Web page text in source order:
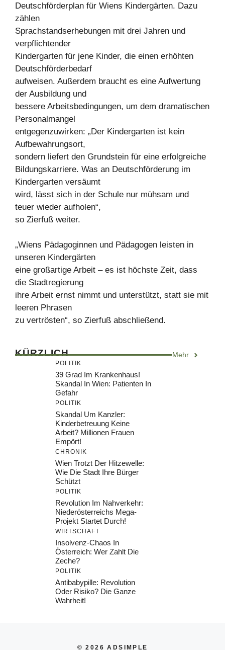
Deutschförderplan für Wiens Kindergärten. Dazu
zählen
Sprachstandserhebungen mit drei Jahren und
verpflichtender
Kindergarten für jene Kinder, die einen erhöhten
Deutschförderbedarf
aufweisen. Außerdem braucht es eine Aufwertung
der Ausbildung und
bessere Arbeitsbedingungen, um dem dramatischen
Personalmangel
entgegenzuwirken: „Der Kindergarten ist kein
Aufbewahrungsort,
sondern liefert den Grundstein für eine erfolgreiche
Bildungskarriere. Was an Deutschförderung im
Kindergarten versäumt
wird, lässt sich in der Schule nur mühsam und
teuer wieder aufholen“,
so Zierfuß weiter.
„Wiens Pädagoginnen und Pädagogen leisten in
unseren Kindergärten
eine großartige Arbeit – es ist höchste Zeit, dass
die Stadtregierung
ihre Arbeit ernst nimmt und unterstützt, statt sie mit
leeren Phrasen
zu vertrösten“, so Zierfuß abschließend.
KÜRZLICH Mehr
POLITIK
39 Grad Im Krankenhaus!
Skandal In Wien: Patienten In
Gefahr
POLITIK
Skandal Um Kanzler:
Kinderbetreuung Keine
Arbeit? Millionen Frauen
Empört!
CHRONIK
Wien Trotzt Der Hitzewelle:
Wie Die Stadt Ihre Bürger
Schützt
POLITIK
Revolution Im Nahverkehr:
Niederösterreichs Mega-
Projekt Startet Durch!
WIRTSCHAFT
Insolvenz-Chaos In
Österreich: Wer Zahlt Die
Zeche?
POLITIK
Antibabypille: Revolution
Oder Risiko? Die Ganze
Wahrheit!
© 2026 ADSIMPLE